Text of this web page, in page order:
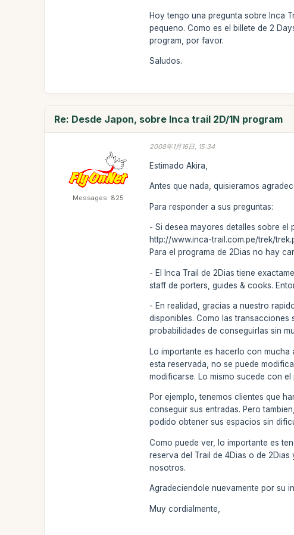
Hoy tengo una pregunta sobre Inca
pequeno. Como es el billete de 2
program, por favor.
Saludos.
Re: Desde Japon, sobre Inca trail 2D/1N program
Messages: 825
2008年1月16日, 15:34
Estimado Akira,
Antes que nada, quisieramos
Para responder a sus preguntas:
- Si desea mayores detalles sobre el
http://www.inca-trail.com.pe/trek/
Para el programa de 2Dias no hay
- El Inca Trail de 2Dias tiene
staff de porters, guides & cooks.
- En realidad, gracias a nuestro
disponibles. Como las
probabilidades de conseguirlas sin
Lo importante es hacerlo con
esta reservada, no se puede
modificarse. Lo mismo sucede con
Por ejemplo, tenemos clientes que
conseguir sus entradas. Pero
podido obtener sus espacios sin
Como puede ver, lo importante es
reserva del Trail de 4Dias o de
nosotros.
Agradeciendole nuevamente por su
Muy cordialmente,